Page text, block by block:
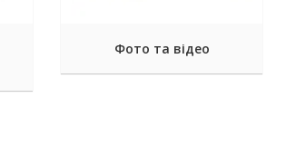
Фото та відео